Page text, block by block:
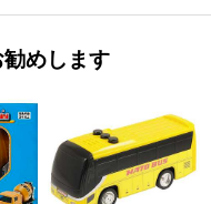
めします